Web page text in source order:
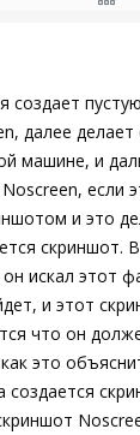
100)
()
$s_FileName,
=
=
(
(
( $s_Dir & '\'
создает
далее
машине, и
если
и это
скриншот.
искал этот
и этот
что он
это
создается